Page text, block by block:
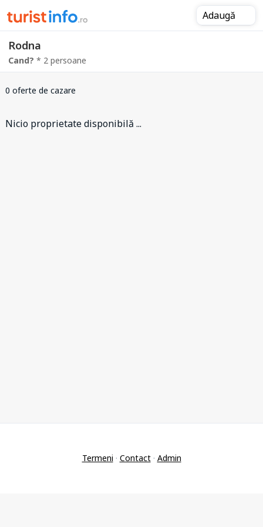
Adaugă
Rodna
Cand? * 2 persoane
0 oferte de cazare
Nicio proprietate disponibilă ...
Termeni · Contact· Admin